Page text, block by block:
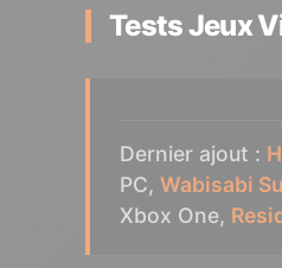
Tests Jeux
Dernier ajout :
PC, Wabisabi
Xbox One,